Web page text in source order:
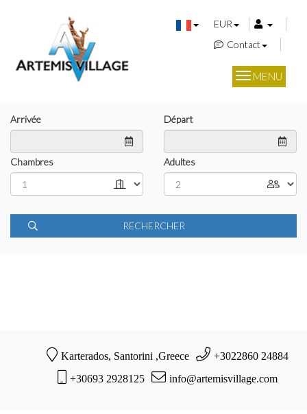
EUR
Contact
MENU
Arrivée Départ
Chambres Adultes
RECHERCHER
Karterados, Santorini ,Greece +3022860 24884
+30693 2928125 info@artemisvillage.com